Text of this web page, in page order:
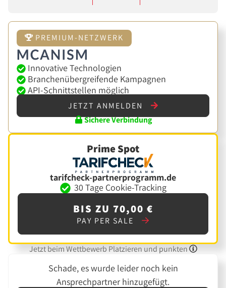
PREMIUM-NETZWERK
Innovative Technologien
Branchenübergreifende Kampagnen
API-Schnittstellen möglich
JETZT ANMELDEN
Sichere Verbindung
Prime Spot
tarifcheck-partnerprogramm.de
30 Tage Cookie-Tracking
BIS ZU 70,00 €
PAY PER SALE
Jetzt beim Wettbewerb Platzieren und punkten
Schade, es wurde leider noch kein
Ansprechpartner hinzugefügt.